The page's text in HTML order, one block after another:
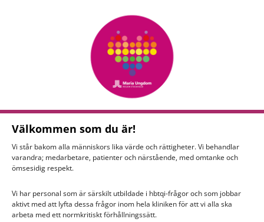
Välkommen som du är!
Vi står bakom alla människors lika värde och rättigheter. Vi behandlar
varandra; medarbetare, patienter och närstående, med omtanke och
ömsesidig respekt.
Vi har personal som är särskilt utbildade i hbtqi-frågor och som jobbar
aktivt med att lyfta dessa frågor inom hela kliniken för att vi alla ska
arbeta med ett normkritiskt förhållningssätt.